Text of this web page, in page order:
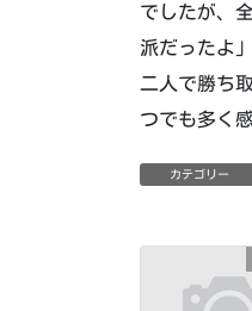
でしたが、
派だったよ
二人で勝ち
つでも多く
カテゴリー